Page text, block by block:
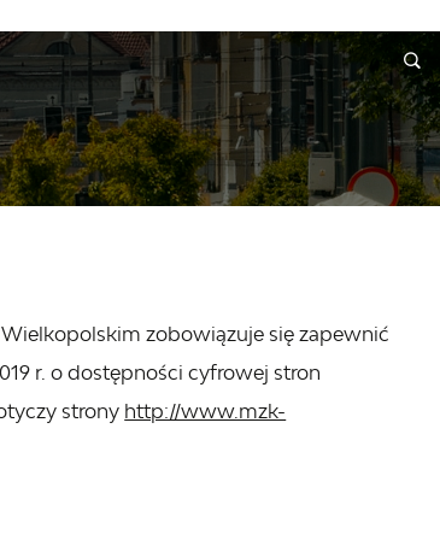
WNIOSKI I REKLAMACJE KONTAKT
zobowiązuje się zapewnić
r. o dostępności cyfrowej stron
strony http://www.mzk-